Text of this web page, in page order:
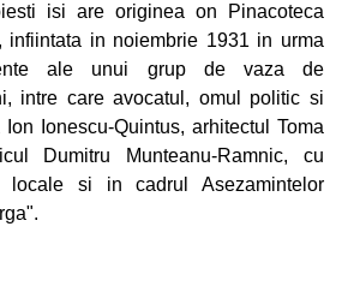
isi are originea on Pinacoteca
infiintata in noiembrie 1931 in urma
ale unui grup de vaza de
intre care avocatul, omul politic si
Ionescu-Quintus, arhitectul Toma
Dumitru Munteanu-Ramnic, cu
locale si in cadrul Asezamintelor